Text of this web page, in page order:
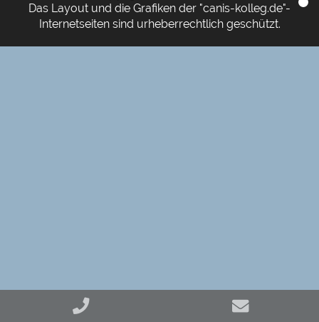
Das Layout und die Grafiken der "canis-kolleg.de"-
Internetseiten sind urheberrechtlich geschützt.